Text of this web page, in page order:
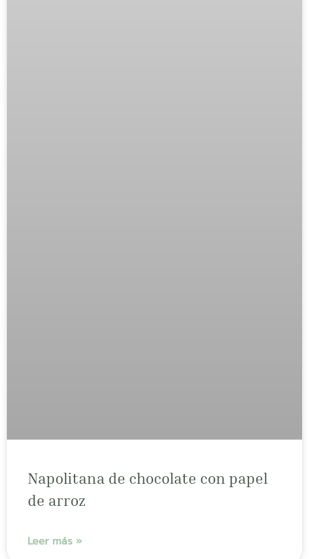
Napolitana de chocolate con papel
de arroz
Leer más »